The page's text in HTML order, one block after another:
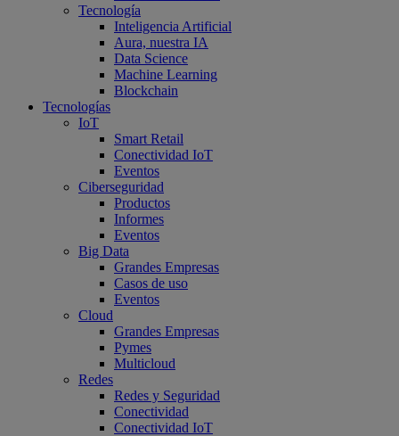
Tecnología
Inteligencia Artificial
Aura, nuestra IA
Data Science
Machine Learning
Blockchain
Tecnologías
IoT
Smart Retail
Conectividad IoT
Eventos
Ciberseguridad
Productos
Informes
Eventos
Big Data
Grandes Empresas
Casos de uso
Eventos
Cloud
Grandes Empresas
Pymes
Multicloud
Redes
Redes y Seguridad
Conectividad
Conectividad IoT